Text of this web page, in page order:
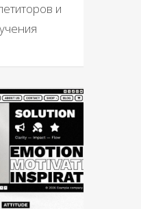
и